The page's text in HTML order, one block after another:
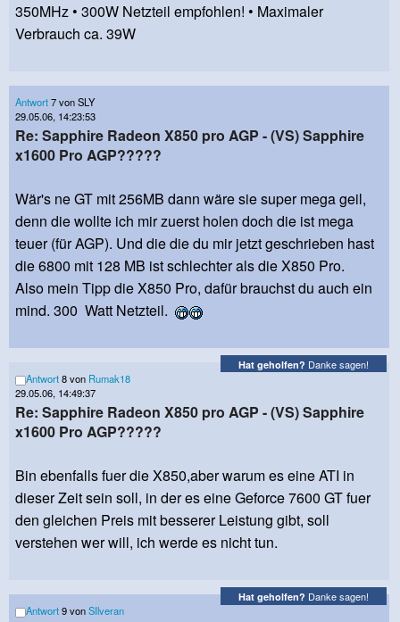
350MHz • 300W Netzteil empfohlen! • Maximaler
Verbrauch ca. 39W
Antwort7 von SLY
29.05.06, 14:23:53
Re: Sapphire Radeon X850 pro AGP - (VS) Sapphire
x1600 Pro AGP?????
Wär's ne GT mit 256MB dann wäre sie super mega geil,
denn die wollte ich mir zuerst holen doch die ist mega
teuer (für AGP). Und die die du mir jetzt geschrieben hast
die 6800 mit 128 MB ist schlechter als die X850 Pro.
Also mein Tipp die X850 Pro, dafür brauchst du auch ein
mind. 300 Watt Netzteil.
Hat geholfen? Danke sagen!
Antwort8 von Rumak18
29.05.06, 14:49:37
Re: Sapphire Radeon X850 pro AGP - (VS) Sapphire
x1600 Pro AGP?????
Bin ebenfalls fuer die X850,aber warum es eine ATI in
dieser Zeit sein soll, in der es eine Geforce 7600 GT fuer
den gleichen Preis mit besserer Leistung gibt, soll
verstehen wer will, ich werde es nicht tun.
Hat geholfen? Danke sagen!
Antwort9 vonSIlveran